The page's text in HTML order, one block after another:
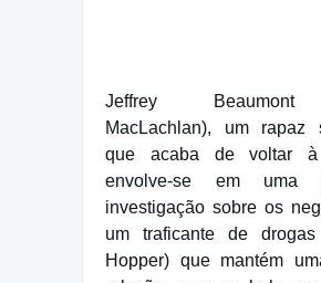
Jeffrey
MacLachlan), um rapaz
que acaba de voltar à
envolve-se em uma
investigação sobre os
um traficante de drogas
Hopper) que mantém